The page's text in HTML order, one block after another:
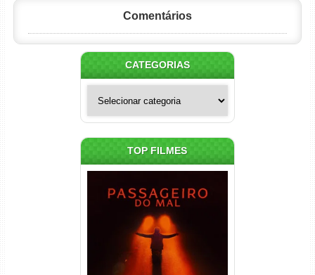
Comentários
CATEGORIAS
TOP FILMES
Passageiro do Mal Torrent